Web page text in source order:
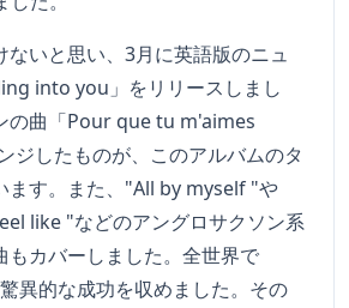
ないと思い、3月に英語版のニュ
into you」をリリースしまし
の曲「Pour que tu m'aimes
ジしたものが、このアルバムのタ
ます。また、"All by myself "や
like "などのアングロサクソン系
もカバーしました。全世界で
異的な成功を収めました。その